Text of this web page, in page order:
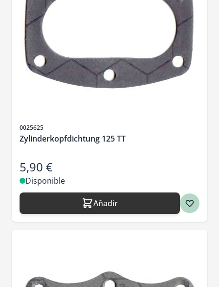
SKU
0025625
Zylinderkopfdichtung 125 TT
5,90 €
Disponible
Añadir